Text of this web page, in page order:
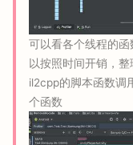
可以看各个线程的
以按照时间开销，
il2cpp的脚本函数调
个函数